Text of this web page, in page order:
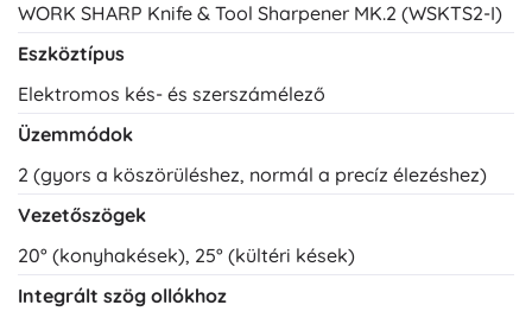
WORK SHARP Knife & Tool Sharpener MK.2 (WSKTS2-I)
Eszköztípus
Elektromos kés- és szerszámélező
Üzemmódok
2 (gyors a köszörüléshez, normál a precíz élezéshez)
Vezetőszögek
20° (konyhakések), 25° (kültéri kések)
Integrált szög ollókhoz